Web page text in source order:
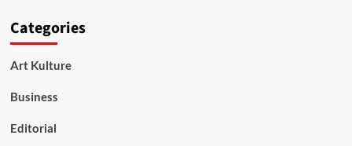
Categories
Art Kulture
Business
Editorial